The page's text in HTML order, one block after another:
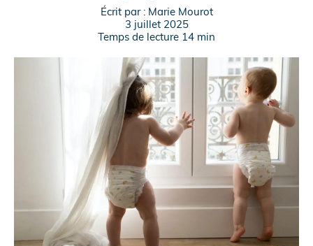
Écrit par : Marie Mourot
3 juillet 2025
Temps de lecture 14 min